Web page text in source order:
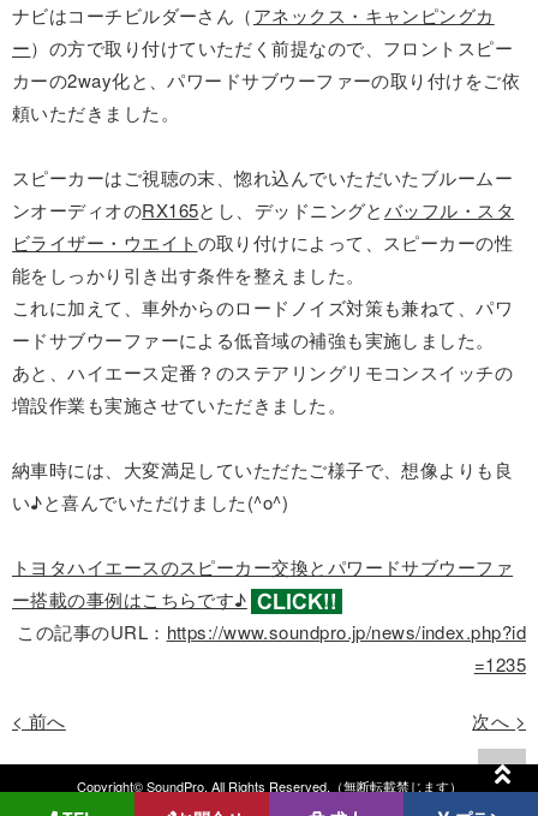
ナビはコーチビルダーさん（アネックス・キャンピングカ
ー）の方で取り付けていただく前提なので、フロントスピー
カーの2way化と、パワードサブウーファーの取り付けをご依
頼いただきました。
スピーカーはご視聴の末、惚れ込んでいただいたブルームー
ンオーディオのRX165とし、デッドニングとバッフル・スタ
ビライザー・ウエイトの取り付けによって、スピーカーの性
能をしっかり引き出す条件を整えました。
これに加えて、車外からのロードノイズ対策も兼ねて、パワ
ードサブウーファーによる低音域の補強も実施しました。
あと、ハイエース定番？のステアリングリモコンスイッチの
増設作業も実施させていただきました。
納車時には、大変満足していただたご様子で、想像よりも良
い♪と喜んでいただけました(^o^)
トヨタハイエースのスピーカー交換とパワードサブウーファ
ー搭載の事例はこちらです♪
この記事のURL： https://www.soundpro.jp/news/index.php?id
=1235
次へ >
< 前へ
Copyright© SoundPro. All Rights Reserved.（無断転載禁じます）